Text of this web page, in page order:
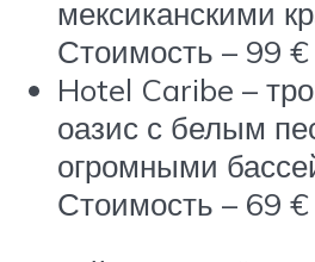
мексиканскими
Стоимость – 99 €
Hotel Caribe –
оазис с белым
огромными
Стоимость – 69 €